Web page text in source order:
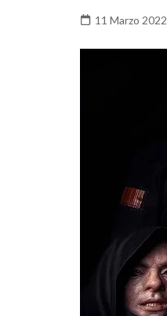
11 Marzo 2022